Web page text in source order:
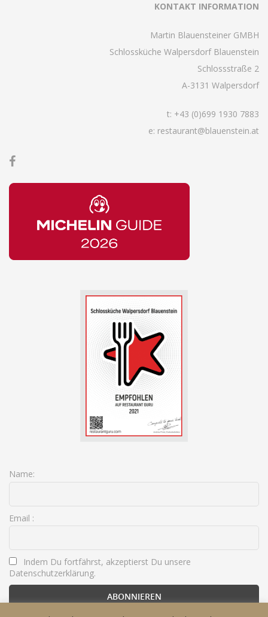
KONTAKT INFORMATION
Martin Blauensteiner GMBH
Schlossküche Walpersdorf Blauenstein
Schlossstraße 2
A-3131 Walpersdorf
t: +43 (0)699 1930 7883
e: restaurant@blauenstein.at
Name:
Email :
Indem Du fortfährst, akzeptierst Du unsere
Datenschutzerklärung.